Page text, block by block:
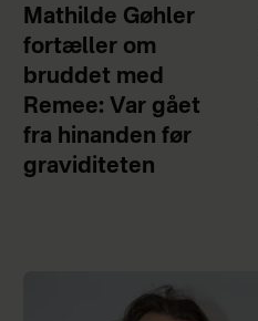
Mathilde Gøhler
fortæller om
bruddet med
Remee: Var gået
fra hinanden før
graviditeten